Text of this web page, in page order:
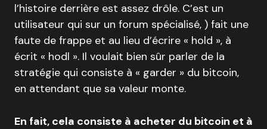
l’histoire derrière est assez drôle. C’est un
utilisateur qui sur un forum spécialisé, ) fait une
faute de frappe et au lieu d’écrire « hold », à
écrit « hodl ». Il voulait bien sûr parler de la
stratégie qui consiste à « garder » du bitcoin,
en attendant que sa valeur monte.
En fait, cela consiste à acheter du bitcoin et à